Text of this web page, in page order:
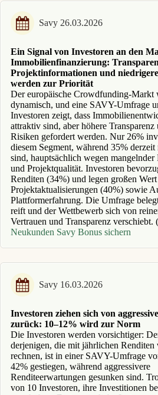
Savy 26.03.2026
Ein Signal von Investoren an den
Immobilienfinanzierung:
Projektinformationen und
werden zur Priorität
Der europäische Crowdfunding-Markt
dynamisch, und eine SAVY-Umfrage
Investoren zeigt, dass
attraktiv sind, aber höhere
Risiken gefordert werden. Nur 26%
diesem Segment, während 35% derzeit
sind, hauptsächlich wegen
und Projektqualität. Investoren
Renditen (34%) und legen großen
Projektaktualisierungen (40%) sowie
Plattformerfahrung. Die Umfrage
reift und der Wettbewerb sich von
Vertrauen und Transparenz verschiebt. (
Neukunden Savy Bonus sichern
Savy 16.03.2026
Investoren ziehen sich von
zurück: 10–12% wird zur Norm
Die Investoren werden vorsichtiger:
derjenigen, die mit jährlichen Renditen
rechnen, ist in einer SAVY-Umfrage
42% gestiegen, während aggressivere
Renditeerwartungen gesunken sind.
von 10 Investoren, ihre Investitionen